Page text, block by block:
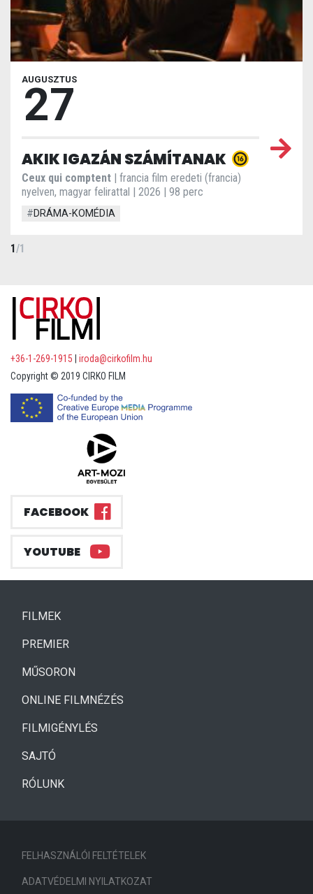
AUGUSZTUS
27
AKIK IGAZÁN SZÁMÍTANAK
Ceux qui comptent | francia film eredeti (francia)
nyelven, magyar felirattal | 2026 | 98 perc
#DRÁMA-KOMÉDIA
1/1
+36-1-269-1915
iroda@cirkofilm.hu
Copyright © 2019 CIRKO FILM
FACEBOOK
YOUTUBE
FILMEK(CURRENT)
PREMIER
MŰSORON
ONLINE FILMNÉZÉS
FILMIGÉNYLÉS
SAJTÓ
RÓLUNK
FELHASZNÁLÓI FELTÉTELEK
ADATVÉDELMI NYILATKOZAT